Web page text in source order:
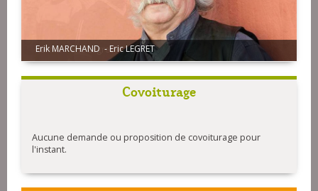
Karma - Eric Legret
Covoiturage
Aucune demande ou proposition de covoiturage pour
l'instant.